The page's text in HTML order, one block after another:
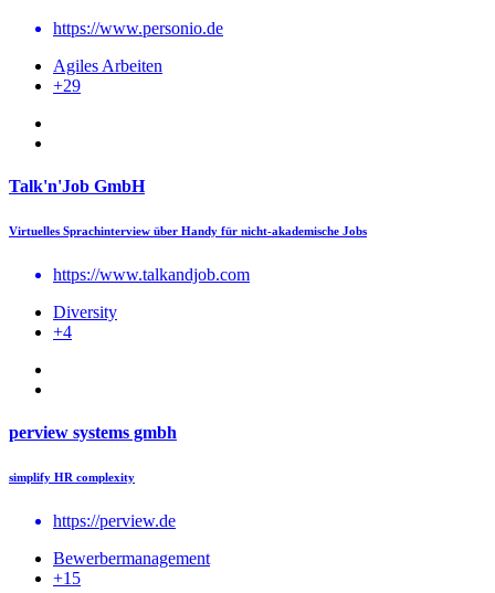
https://www.personio.de
Agiles Arbeiten
+29
Talk'n'Job GmbH
Virtuelles Sprachinterview über Handy für nicht-akademische Jobs
https://www.talkandjob.com
Diversity
+4
perview systems gmbh
simplify HR complexity
https://perview.de
Bewerbermanagement
+15